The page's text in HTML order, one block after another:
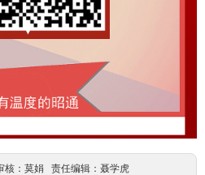
：莫娟 责任编辑：聂学虎